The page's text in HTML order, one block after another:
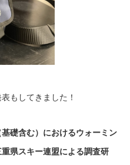
もしてきました！
基礎含む）におけるウォーミン
県スキー連盟による調査研